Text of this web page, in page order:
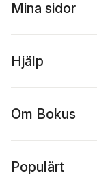
Mina sidor
Hjälp
Om Bokus
Populärt